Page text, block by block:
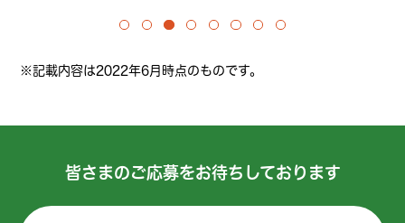
※記載内容は2022年6月時点のものです。
皆さまのご応募をお待ちしております